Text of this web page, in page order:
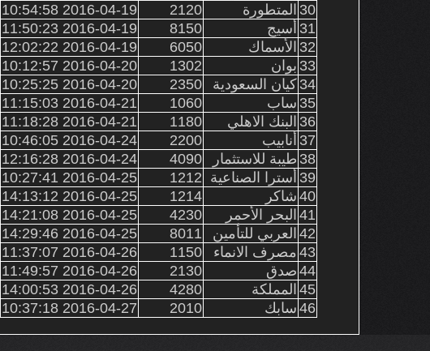
30 المتطورة 2120
2016-04-19 10:54:58
31 أسيج 8150
2016-04-19 11:50:23
32 الأسماك 6050
2016-04-19 12:02:22
33 بوان 1302
2016-04-20 10:12:57
34 كيان السعودية 2350
2016-04-20 10:25:25
35 ساب 1060
2016-04-21 11:15:03
36 البنك الاهلي 1180
2016-04-21 11:18:28
37 أنابيب 2200
2016-04-24 10:46:05
38 طيبة للاستثمار 4090
2016-04-24 12:16:28
39 أسترا الصناعية 1212
2016-04-25 10:27:41
40 شاكر 1214
2016-04-25 14:13:12
41 البحر الأحمر 4230
2016-04-25 14:21:08
42 العربي للتأمين 8011
2016-04-25 14:29:46
43 مصرف الانماء 1150
2016-04-26 11:37:07
44 صدق 2130
2016-04-26 11:49:57
45 المملكة 4280
2016-04-26 14:00:53
46 سابك 2010
2016-04-27 10:37:18